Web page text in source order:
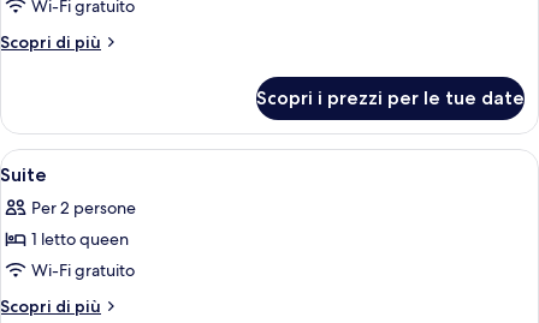
per
Premium
Wi-Fi gratuito
Scopri di più
Altri
Room
Scopri i prezzi per le tue date
Apri
tutte
le
foto
per
Suite
Biancheria da letto di alta qualità,
9
Suite
Per 2 persone
1 letto queen
Wi-Fi gratuito
Scopri di più
Altri